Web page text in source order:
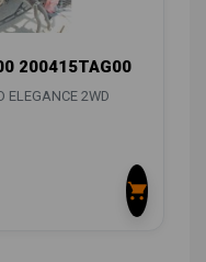
200415TAG00
ELEGANCE 2WD